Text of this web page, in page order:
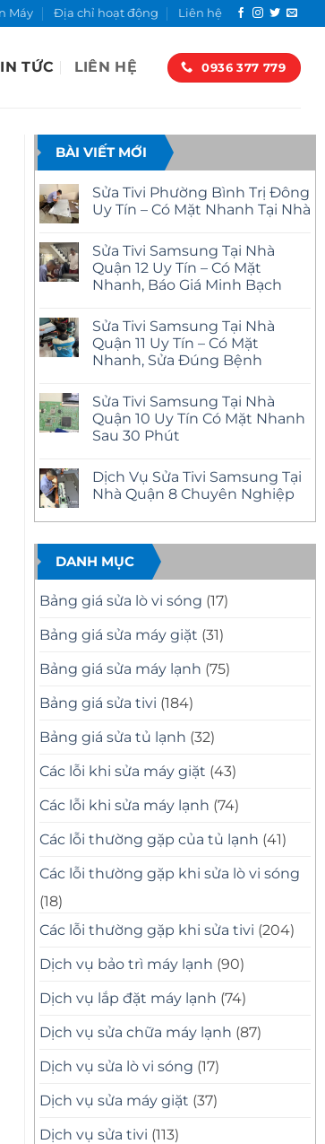
Máy Địa chỉ hoạt động Liên hệ
TỨC LIÊN HỆ 0936 377 779
BÀI VIẾT MỚI
Sửa Tivi Phường Bình Trị Đông
Uy Tín – Có Mặt Nhanh Tại Nhà
bình
luận
ở
Sửa
Bình
Trị
Đông
Uy
Tín
Mặt
Nhanh
Tại
Nhà
Sửa Tivi Samsung Tại Nhà
Quận 12 Uy Tín – Có Mặt
Nhanh, Báo Giá Minh Bạch
bình
luận
ở
Sửa
Tại
Nhà
Quận
12
Uy
Có
Mặt
Nhanh,
Giá
Bạch
Sửa Tivi Samsung Tại Nhà
Quận 11 Uy Tín – Có Mặt
Nhanh, Sửa Đúng Bệnh
bình
luận
ở
Sửa
Tại
Nhà
Quận
–
Mặt
Đúng
Sửa Tivi Samsung Tại Nhà
Quận 10 Uy Tín Có Mặt Nhanh
Sau 30 Phút
bình
luận
ở
Tivi
Tại
Nhà
Quận
10
Uy
Tín
Mặt
Nhanh
30
Phút
Dịch Vụ Sửa Tivi Samsung Tại
Nhà Quận 8 Chuyên Nghiệp
có
luận
ở
Dịch
Vụ
Sửa
Tivi
Tại
Nhà
8
Chuyên
DANH MỤC
Bảng giá sửa lò vi sóng (17)
Bảng giá sửa máy giặt (31)
Bảng giá sửa máy lạnh (75)
Bảng giá sửa tivi (184)
Bảng giá sửa tủ lạnh (32)
Các lỗi khi sửa máy giặt (43)
Các lỗi khi sửa máy lạnh (74)
Các lỗi thường gặp của tủ lạnh (41)
Các lỗi thường gặp khi sửa lò vi sóng
(18)
Các lỗi thường gặp khi sửa tivi (204)
Dịch vụ bảo trì máy lạnh (90)
Dịch vụ lắp đặt máy lạnh (74)
Dịch vụ sửa chữa máy lạnh (87)
Dịch vụ sửa lò vi sóng (17)
Dịch vụ sửa máy giặt (37)
Dịch vụ sửa tivi (113)